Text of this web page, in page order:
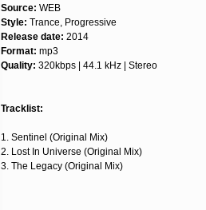
Source: WEB
Style: Trance, Progressive
Release date: 2014
Format: mp3
Quality: 320kbps | 44.1 kHz | Stereo
Tracklist:
1. Sentinel (Original Mix)
2. Lost In Universe (Original Mix)
3. The Legacy (Original Mix)